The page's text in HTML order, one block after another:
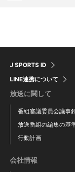
J SPORTS ID
LINE連携について
放送に関して
番組審議委員会議事
放送番組の編集の基
行動計画
会社情報